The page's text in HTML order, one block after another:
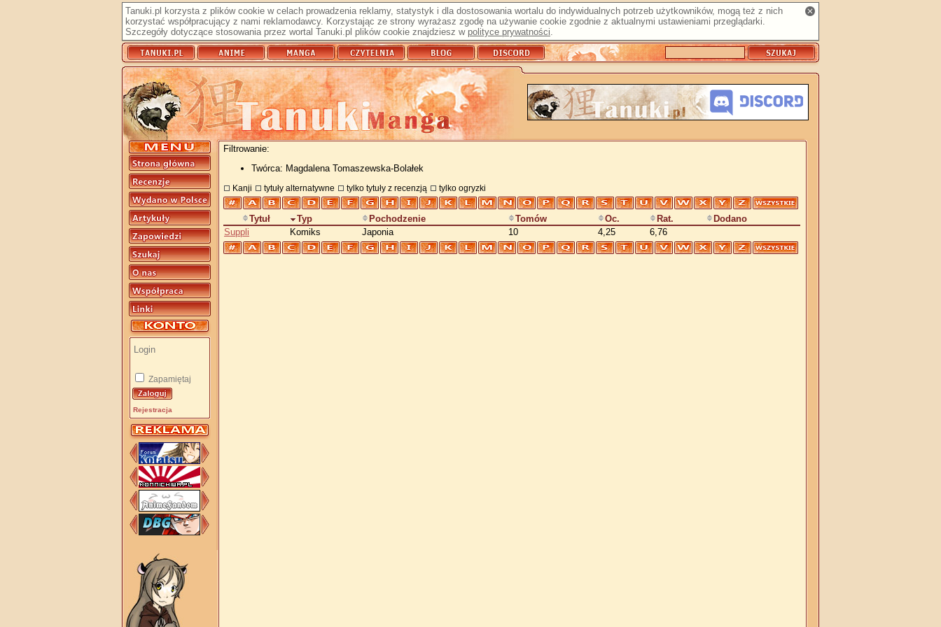
Tanuki.pl korzysta z plików cookie w celach prowadzenia reklamy, statystyk i dla dostosowania wortalu do indywidualnych potrzeb użytkowników, mogą też z nich
korzystać współpracujący z nami reklamodawcy. Korzystając ze strony wyrażasz zgodę na używanie cookie zgodnie z aktualnymi ustawieniami przeglądarki.
Szczegóły dotyczące stosowania przez wortal Tanuki.pl plików cookie znajdziesz w polityce prywatności.
Zapamiętaj
Rejestracja
Filtrowanie:
Twórca: Magdalena Tomaszewska-Bolałek
Kanji tytuły alternatywne tylko tytuły z recenzją tylko ogryzki
Tytuł Typ Pochodzenie Tomów Oc. Rat.
Dodano
Suppli
Komiks Japonia 10 4,25 6,76